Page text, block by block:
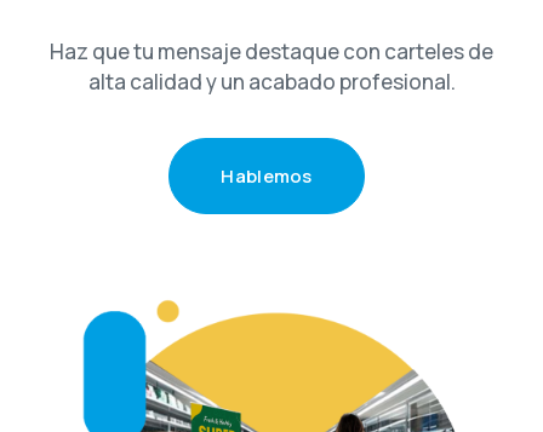
Haz que tu mensaje destaque con carteles de
alta calidad y un acabado profesional.
Hablemos